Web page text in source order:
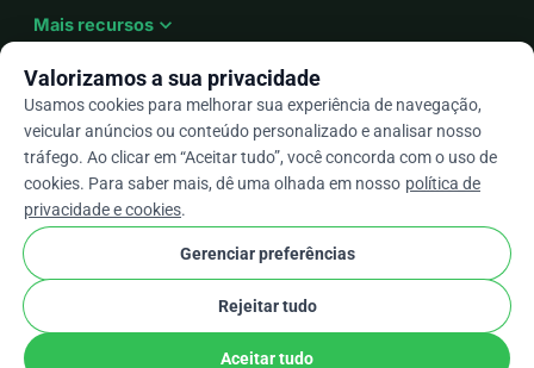
Mais recursos expand_more
Ptarrow_drop_down
★★★★★4,9 / 5 com base em mais de 500 avaliações
WhyDonate Privacidade e cookies
Termos e condições
Configurações de Cookies
stripe checkParceiro Verificado
Valorizamos a sua privacidade
Usamos cookies para melhorar sua experiência de navegação,
veicular anúncios ou conteúdo personalizado e analisar nosso
tráfego. Ao clicar em “Aceitar tudo”, você concorda com o uso de
cookies. Para saber mais, dê uma olhada em nosso política de
privacidade e cookies.
Gerenciar preferências
Rejeitar tudo
Aceitar tudo